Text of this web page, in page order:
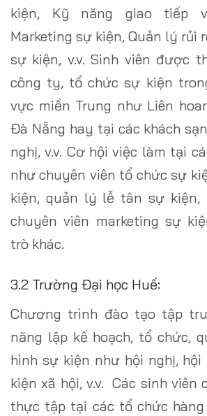
kiện, Kỹ năng giao tiếp
Marketing sự kiện, Quản lý rủi
sự kiện, v.v. Sinh viên được
công ty, tổ chức sự kiện
vực miền Trung như Liên
Đà Nẵng hay tại các khách
nghị, v.v. Cơ hội việc làm tại
như chuyên viên tổ chức sự
kiện, quản lý lễ tân sự
chuyên viên marketing sự
trò khác.
3.2 Trường Đại học Huế:
Chương trình đào tạo tập
năng lập kế hoạch, tổ chức,
hình sự kiện như hội nghị,
kiện xã hội, v.v. Các sinh viên
thực tập tại các tổ chức